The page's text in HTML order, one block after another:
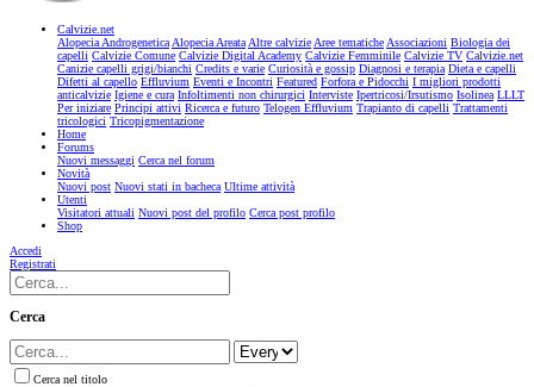
Calvizie.net
Alopecia AndrogeneticaAlopecia AreataAltre calvizieAree tematicheAssociazioni Biologia dei
capelli Calvizie Comune Calvizie Digital Academy Calvizie Femminile Calvizie TV Calvizie.net
Canizie capelli grigi/bianchi Credits e varie Curiosità e gossip Diagnosi e terapia Dieta e capelli
Difetti al capello Effluvium Eventi e Incontri Featured Forfora e Pidocchi I migliori prodotti
anticalvizie Igiene e cura Infoltimenti non chirurgici Interviste Ipertricosi/Irsutismo Isolinea LLLT
Per iniziare Principi attivi Ricerca e futuro Telogen Effluvium Trapianto di capelli Trattamenti
tricologici Tricopigmentazione
Home
Forums
Nuovi messaggi Cerca nel forum
Novità
Nuovi post Nuovi stati in bacheca Ultime attività
Utenti
Visitatori attuali Nuovi post del profilo Cerca post profilo
Shop
Accedi
Registrati
Cerca
Cerca nel titolo